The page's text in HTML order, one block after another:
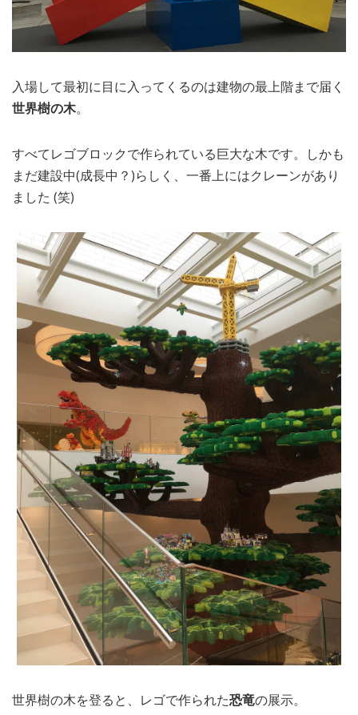
入場して最初に目に入ってくるのは建物の最上階まで届く
世界樹の木。
すべてレゴブロックで作られている巨大な木です。しかも
まだ建設中(成長中？)らしく、一番上にはクレーンがあり
ました (笑)
世界樹の木を登ると、レゴで作られた恐竜の展示。